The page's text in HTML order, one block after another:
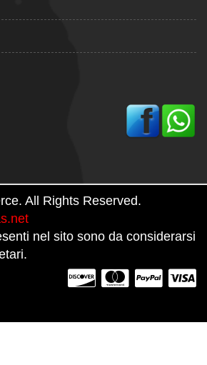
All Rights Reserved.
nel sito sono da considerarsi